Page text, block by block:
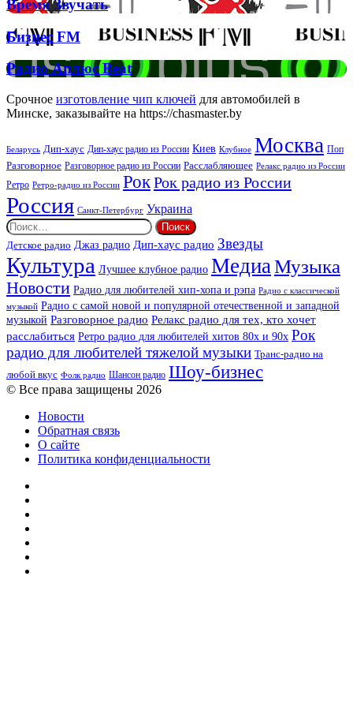
Спірс
Звучать
Время Звучать
Бизнес
Бизнес FM
Радио
Аплюс
Beat
Радио Аплюс Beat
Срочное изготовление чип ключей для автомобилей в
Минске, заказывайте на https://chasmaster.by
Беларусь Дип-хаус Дип-хаус радио из России Киев Клубное Москва Поп
Разговорное Разговорное радио из России Расслабляющее Релакс радио из России
Ретро Ретро-радио из России РокРок радио из России
Россия Санкт-Петербург Украина
Найти:
Детское радио Джаз радио Дип-хаус радио Звезды
Культура Лучшее клубное радио МедиаМузыка
Новости Радио для любителей хип-хопа и рэпа Радио с классической
музыкой Радио с самой новой и популярной отечественной и западной
музыкой Разговорное радио Релакс радио для тех, кто хочет
расслабиться Ретро радио для любителей хитов 80х и 90х Рок
радио для любителей тяжелой музыки Транс-радио на
любой вкус Фолк радио Шансон радио Шоу-бизнес
© Все права защищены 2026
Новости
Обратная связь
О сайте
Политика конфиденциальности